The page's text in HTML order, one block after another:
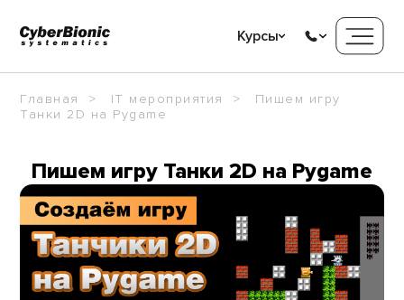
Курсы
Главная IT мероприятия
Пишем игру
Танки 2D на Pygame
Пишем игру Танки 2D на Pygame